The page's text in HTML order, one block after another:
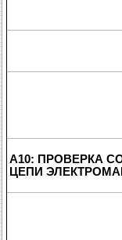
A10: ПРОВЕРКА
ЦЕПИ